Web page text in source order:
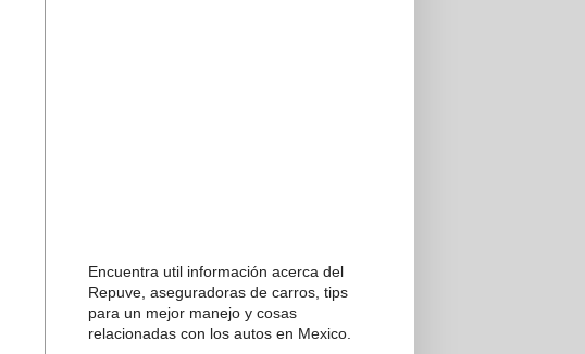
Encuentra util información acerca del
Repuve, aseguradoras de carros, tips
para un mejor manejo y cosas
relacionadas con los autos en Mexico.